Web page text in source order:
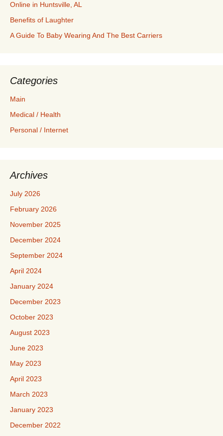
Online in Huntsville, AL
Benefits of Laughter
A Guide To Baby Wearing And The Best Carriers
Categories
Main
Medical / Health
Personal / Internet
Archives
July 2026
February 2026
November 2025
December 2024
September 2024
April 2024
January 2024
December 2023
October 2023
August 2023
June 2023
May 2023
April 2023
March 2023
January 2023
December 2022